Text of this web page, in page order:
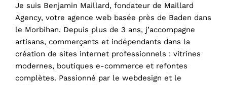
Je suis Benjamin Maillard, fondateur de Maillard
Agency, votre agence web basée près de Baden dans
le Morbihan. Depuis plus de 3 ans, j’accompagne
artisans, commerçants et indépendants dans la
création de sites internet professionnels : vitrines
modernes, boutiques e-commerce et refontes
complètes. Passionné par le webdesign et le